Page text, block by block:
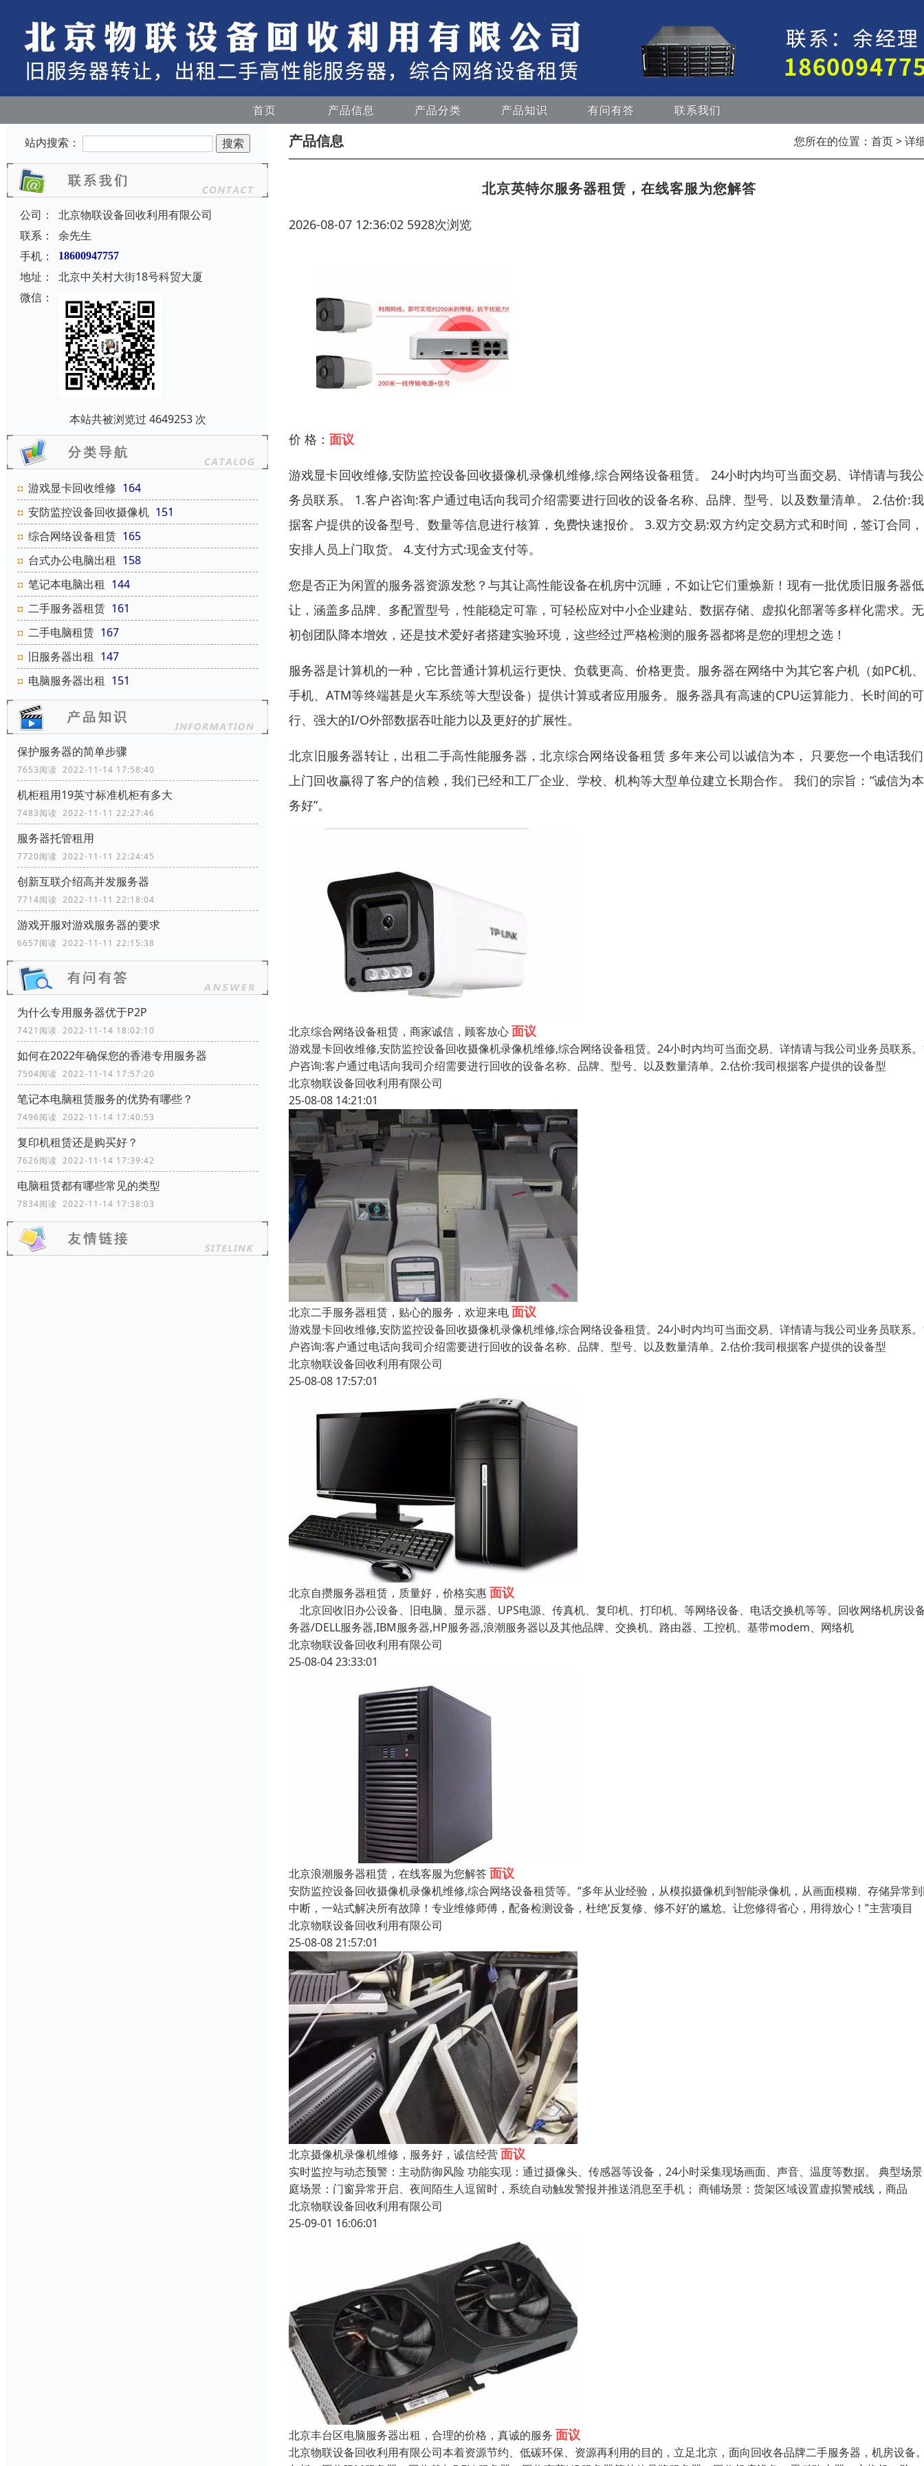
首页 产品信息 产品分类 产品知识 有问有答 联系我们
站内搜索：
公司：
北京物联设备回收利用有限公司
联系：
余先生
手机：
18600947757
地址：
北京中关村大街18号科贸大厦
微信：
本站共被浏览过 4649253 次
游戏显卡回收维修 164
安防监控设备回收摄像机 151
综合网络设备租赁 165
台式办公电脑出租 158
笔记本电脑出租 144
二手服务器租赁 161
二手电脑租赁 167
旧服务器出租 147
电脑服务器出租 151
保护服务器的简单步骤
7653阅读 2022-11-14 17:58:40
机柜租用19英寸标准机柜有多大
7483阅读 2022-11-11 22:27:46
服务器托管租用
7720阅读 2022-11-11 22:24:45
创新互联介绍高并发服务器
7714阅读 2022-11-11 22:18:04
游戏开服对游戏服务器的要求
6657阅读 2022-11-11 22:15:38
为什么专用服务器优于P2P
7421阅读 2022-11-14 18:02:10
如何在2022年确保您的香港专用服务器
7504阅读 2022-11-14 17:57:20
笔记本电脑租赁服务的优势有哪些？
7496阅读 2022-11-14 17:40:53
复印机租赁还是购买好？
7626阅读 2022-11-14 17:39:42
电脑租赁都有哪些常见的类型
7834阅读 2022-11-14 17:38:03
产品信息 您所在的位置： 首页> 详
北京英特尔服务器租赁，在线客服为您解答
2026-08-07 12:36:02 5928次浏览
价 格： 面议
游戏显卡回收维修,安防监控设备回收摄像机录像机维修,综合网络设备租赁。 24小时内均可当面交易、详情请与我
务员联系。 1.客户咨询:客户通过电话向我司介绍需要进行回收的设备名称、品牌、型号、以及数量清单。 2.估价:
据客户提供的设备型号、数量等信息进行核算，免费快速报价。 3.双方交易:双方约定交易方式和时间，签订合同
安排人员上门取货。 4.支付方式:现金支付等。
您是否正为闲置的服务器资源发愁？与其让高性能设备在机房中沉睡，不如让它们重焕新！现有一批优质旧服务器
让，涵盖多品牌、多配置型号，性能稳定可靠，可轻松应对中小企业建站、数据存储、虚拟化部署等多样化需求。
初创团队降本增效，还是技术爱好者搭建实验环境，这些经过严格检测的服务器都将是您的理想之选！
服务器是计算机的一种，它比普通计算机运行更快、负载更高、价格更贵。服务器在网络中为其它客户机（如PC机
手机、ATM等终端甚是火车系统等大型设备）提供计算或者应用服务。服务器具有高速的CPU运算能力、长时间的
行、强大的I/O外部数据吞吐能力以及更好的扩展性。
北京旧服务器转让，出租二手高性能服务器，北京综合网络设备租赁 多年来公司以诚信为本， 只要您一个电话我
上门回收赢得了客户的信赖，我们已经和工厂企业、学校、机构等大型单位建立长期合作。 我们的宗旨：“诚信为
务好”。
北京综合网络设备租赁，商家诚信，顾客放心面议
游戏显卡回收维修,安防监控设备回收摄像机录像机维修,综合网络设备租赁。24小时内均可当面交易、详情请与我公司业务员联系
户咨询:客户通过电话向我司介绍需要进行回收的设备名称、品牌、型号、以及数量清单。2.估价:我司根据客户提供的设备型
北京物联设备回收利用有限公司
25-08-08 14:21:01
北京二手服务器租赁，贴心的服务，欢迎来电面议
游戏显卡回收维修,安防监控设备回收摄像机录像机维修,综合网络设备租赁。24小时内均可当面交易、详情请与我公司业务员联系
户咨询:客户通过电话向我司介绍需要进行回收的设备名称、品牌、型号、以及数量清单。2.估价:我司根据客户提供的设备型
北京物联设备回收利用有限公司
25-08-08 17:57:01
北京自攒服务器租赁，质量好，价格实惠面议
北京回收旧办公设备、旧电脑、显示器、UPS电源、传真机、复印机、打印机、等网络设备、电话交换机等等。回收网络机房设
务器/DELL服务器,IBM服务器,HP服务器,浪潮服务器以及其他品牌、交换机、路由器、工控机、基带modem、网络机
北京物联设备回收利用有限公司
25-08-04 23:33:01
北京浪潮服务器租赁，在线客服为您解答面议
安防监控设备回收摄像机录像机维修,综合网络设备租赁等。“多年从业经验，从模拟摄像机到智能录像机，从画面模糊、存储异常
中断，一站式解决所有故障！专业维修师傅，配备检测设备，杜绝‘反复修、修不好’的尴尬。让您修得省心，用得放心！”主营项目
北京物联设备回收利用有限公司
25-08-08 21:57:01
北京摄像机录像机维修，服务好，诚信经营面议
实时监控与动态预警：主动防御风险 功能实现：通过摄像头、传感器等设备，24小时采集现场画面、声音、温度等数据。 典型场
庭场景：门窗异常开启、夜间陌生人逗留时，系统自动触发警报并推送消息至手机； 商铺场景：货架区域设置虚拟警戒线，商品
北京物联设备回收利用有限公司
25-09-01 16:06:01
北京丰台区电脑服务器出租，合理的价格，真诚的服务 面议
北京物联设备回收利用有限公司本着资源节约、低碳环保、资源再利用的目的，立足北京，面向回收各品牌二手服务器，机房设备